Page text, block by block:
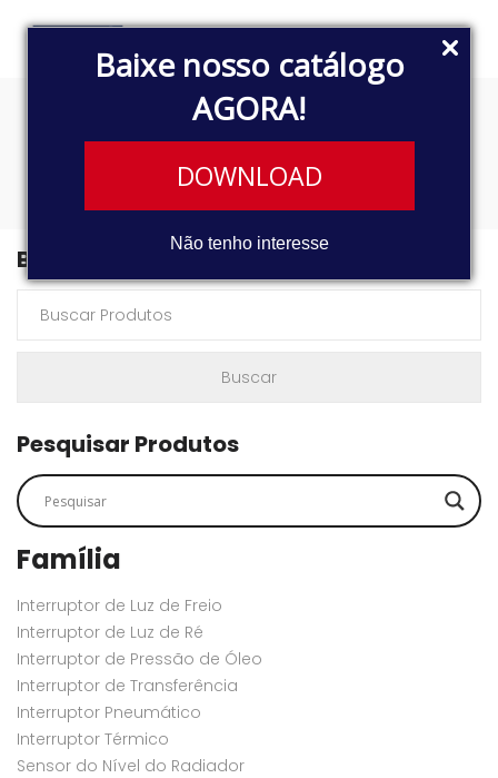
Baixe nosso catálogo
AGORA!
DOWNLOAD
Não tenho interesse
8833
Buscar Produtos
Pesquisar Produtos
Família
Interruptor de Luz de Freio
Interruptor de Luz de Ré
Interruptor de Pressão de Óleo
Interruptor de Transferência
Interruptor Pneumático
Interruptor Térmico
Sensor do Nível do Radiador